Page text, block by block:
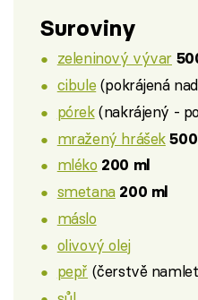
Suroviny
zeleninový vývar
cibule (pokrájená
pórek(nakrájený -
mražený hrášek
mléko 200 ml
smetana 200 ml
máslo
olivový olej
pepř (čerstvě